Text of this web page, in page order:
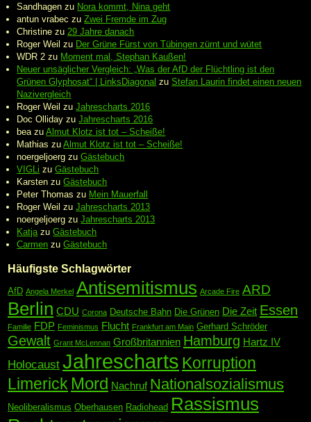
Sandhagen zu Nora kommt, Nina geht
antun vrabec zuZwei Fremde im Zug
Christine zu 29 Jahre danach
Roger Weil zu Der Grüne Fürst von Tübingen zürnt und wütet
WDR 2 zu Moment mal, Stephan Kaußen!
Neuer unsäglicher Vergleich: „Was der AfD der Flüchtling ist den
Grünen Glyphosat“ | LinksDiagonal zuStefan Laurin findet einen neuen
Nazivergleich
Roger Weil zuJahrescharts 2016
Doc Olliday zuJahrescharts 2016
bea zuAlmut Klotz ist tot – Scheiße!
Mathias zuAlmut Klotz ist tot – Scheiße!
noergeljoerg zuGästebuch
VIGLi zuGästebuch
Karsten zuGästebuch
Peter Thomas zu Mein Mauerfall
Roger Weil zuJahrescharts 2013
noergeljoerg zuJahrescharts 2013
Katja zuGästebuch
Carmen zuGästebuch
Häufigste Schlagwörter
AfD Angela Merkel Antisemitismus Arcade Fire ARD
Berlin CDU Corona Deutsche Bahn Die Grünen Die Zeit Essen
Familie FDP Feminismus Flucht Frankfurt am Main Gerhard Schröder
Gewalt Grant McLennan Großbritannien Hamburg Hartz IV
Holocaust Jahrescharts Korruption
Limerick Mord Nachruf Nationalsozialismus
Neoliberalismus Oberhausen Radiohead Rassismus